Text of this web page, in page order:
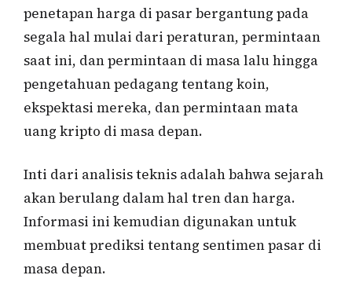
penetapan harga di pasar bergantung pada
segala hal mulai dari peraturan, permintaan
saat ini, dan permintaan di masa lalu hingga
pengetahuan pedagang tentang koin,
ekspektasi mereka, dan permintaan mata
uang kripto di masa depan.
Inti dari analisis teknis adalah bahwa sejarah
akan berulang dalam hal tren dan harga.
Informasi ini kemudian digunakan untuk
membuat prediksi tentang sentimen pasar di
masa depan.